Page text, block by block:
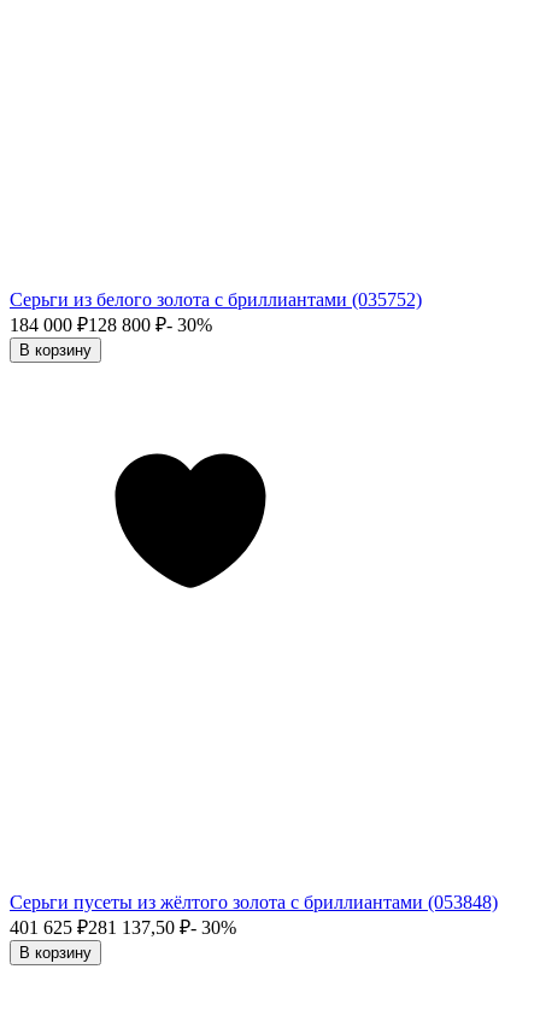
Серьги из белого золота с бриллиантами (035752)
184 000 ₽128 800 ₽- 30%
В корзину
Серьги пусеты из жёлтого золота с бриллиантами (053848)
401 625 ₽281 137,50 ₽- 30%
В корзину